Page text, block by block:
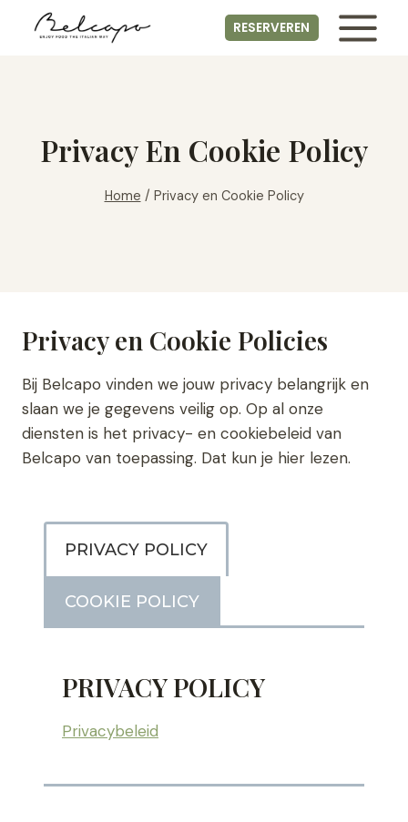
RESERVEREN
Privacy En Cookie Policy
Home / Privacy en Cookie Policy
Privacy en Cookie Policies
Bij Belcapo vinden we jouw privacy belangrijk en
slaan we je gegevens veilig op. Op al onze
diensten is het privacy- en cookiebeleid van
Belcapo van toepassing. Dat kun je hier lezen.
PRIVACY POLICY
COOKIE POLICY
PRIVACY POLICY
Privacybeleid